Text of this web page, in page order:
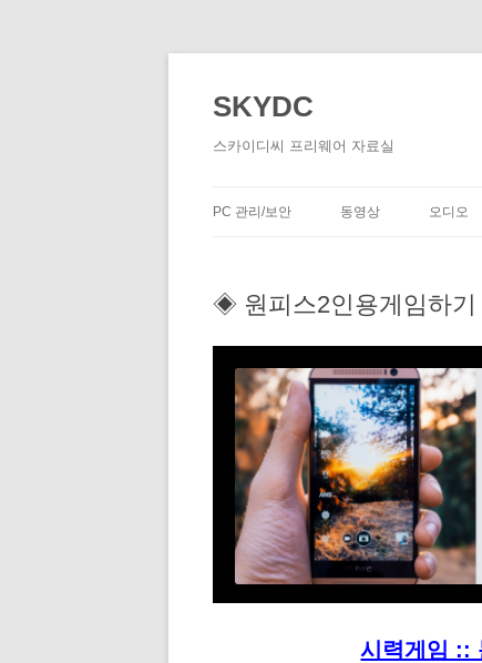
SKYDC
스카이디씨 프리웨어 자료실
PC 관리/보안 동영상 오디오
◈ 원피스2인용게임하기
시력게임 ::